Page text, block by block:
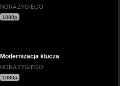
NORA ZYGIEGO
1080p
Modernizacja klucza
NORA ZYGIEGO
1080p